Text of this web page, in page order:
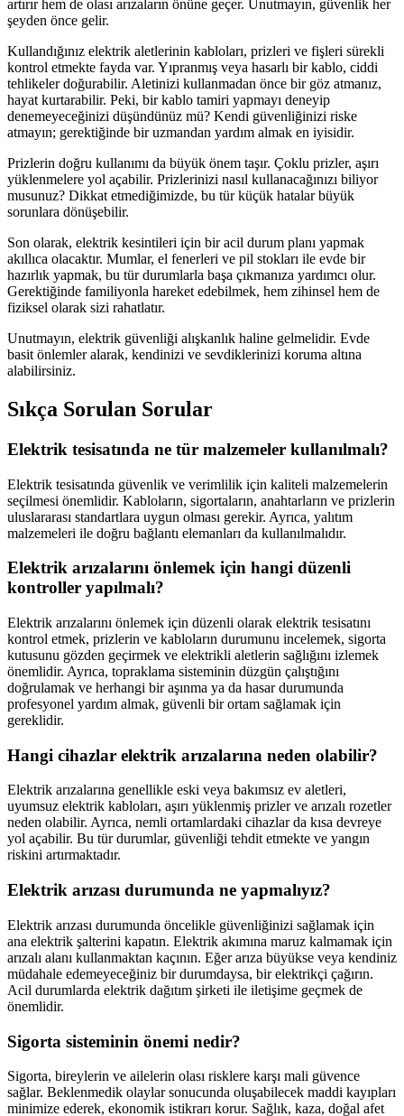
artırır hem de olası arızaların önüne geçer. Unutmayın, güvenlik her
şeyden önce gelir.
Kullandığınız elektrik aletlerinin kabloları, prizleri ve fişleri sürekli
kontrol etmekte fayda var. Yıpranmış veya hasarlı bir kablo, ciddi
tehlikeler doğurabilir. Aletinizi kullanmadan önce bir göz atmanız,
hayat kurtarabilir. Peki, bir kablo tamiri yapmayı deneyip
denemeyeceğinizi düşündünüz mü? Kendi güvenliğinizi riske
atmayın; gerektiğinde bir uzmandan yardım almak en iyisidir.
Prizlerin doğru kullanımı da büyük önem taşır. Çoklu prizler, aşırı
yüklenmelere yol açabilir. Prizlerinizi nasıl kullanacağınızı biliyor
musunuz? Dikkat etmediğimizde, bu tür küçük hatalar büyük
sorunlara dönüşebilir.
Son olarak, elektrik kesintileri için bir acil durum planı yapmak
akıllıca olacaktır. Mumlar, el fenerleri ve pil stokları ile evde bir
hazırlık yapmak, bu tür durumlarla başa çıkmanıza yardımcı olur.
Gerektiğinde familiyonla hareket edebilmek, hem zihinsel hem de
fiziksel olarak sizi rahatlatır.
Unutmayın, elektrik güvenliği alışkanlık haline gelmelidir. Evde
basit önlemler alarak, kendinizi ve sevdiklerinizi koruma altına
alabilirsiniz.
Sıkça Sorulan Sorular
Elektrik tesisatında ne tür malzemeler kullanılmalı?
Elektrik tesisatında güvenlik ve verimlilik için kaliteli malzemelerin
seçilmesi önemlidir. Kabloların, sigortaların, anahtarların ve prizlerin
uluslararası standartlara uygun olması gerekir. Ayrıca, yalıtım
malzemeleri ile doğru bağlantı elemanları da kullanılmalıdır.
Elektrik arızalarını önlemek için hangi düzenli
kontroller yapılmalı?
Elektrik arızalarını önlemek için düzenli olarak elektrik tesisatını
kontrol etmek, prizlerin ve kabloların durumunu incelemek, sigorta
kutusunu gözden geçirmek ve elektrikli aletlerin sağlığını izlemek
önemlidir. Ayrıca, topraklama sisteminin düzgün çalıştığını
doğrulamak ve herhangi bir aşınma ya da hasar durumunda
profesyonel yardım almak, güvenli bir ortam sağlamak için
gereklidir.
Hangi cihazlar elektrik arızalarına neden olabilir?
Elektrik arızalarına genellikle eski veya bakımsız ev aletleri,
uyumsuz elektrik kabloları, aşırı yüklenmiş prizler ve arızalı rozetler
neden olabilir. Ayrıca, nemli ortamlardaki cihazlar da kısa devreye
yol açabilir. Bu tür durumlar, güvenliği tehdit etmekte ve yangın
riskini artırmaktadır.
Elektrik arızası durumunda ne yapmalıyız?
Elektrik arızası durumunda öncelikle güvenliğinizi sağlamak için
ana elektrik şalterini kapatın. Elektrik akımına maruz kalmamak için
arızalı alanı kullanmaktan kaçının. Eğer arıza büyükse veya kendiniz
müdahale edemeyeceğiniz bir durumdaysa, bir elektrikçi çağırın.
Acil durumlarda elektrik dağıtım şirketi ile iletişime geçmek de
önemlidir.
Sigorta sisteminin önemi nedir?
Sigorta, bireylerin ve ailelerin olası risklere karşı mali güvence
sağlar. Beklenmedik olaylar sonucunda oluşabilecek maddi kayıpları
minimize ederek, ekonomik istikrarı korur. Sağlık, kaza, doğal afet